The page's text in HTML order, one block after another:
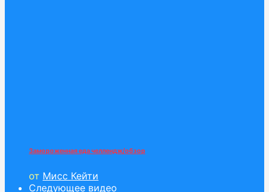
Замороженная еда челлендж/обзор
от Мисс Кейти
Следующее видео